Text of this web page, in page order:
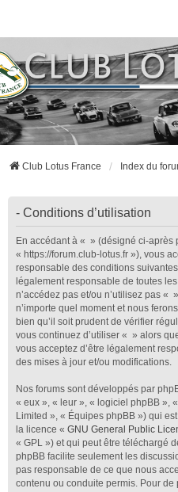
Club Lotus France Index du
- Conditions d’utilisation
En accédant à « » (désigné ci-après
« https://forum.club-lotus.fr »), vous
responsable des conditions
légalement responsable de toutes
n’accédez pas et/ou n’utilisez pas
n’importe quel moment et nous
bien qu’il soit prudent de vérifier
vous continuez d’utiliser « » alors
vous acceptez d’être légalement
des mises à jour et/ou modifications.
Nos forums sont développés par
« eux », « leur », « logiciel phpBB »,
Limited », « Équipes phpBB ») qui
la licence « GNU General Public
« GPL ») et qui peut être téléchargé
phpBB facilite seulement les
pas responsable de ce que nous
contenu ou conduite permis. Pour